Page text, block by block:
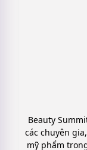
Beauty
các chuyên
mỹ phẩm